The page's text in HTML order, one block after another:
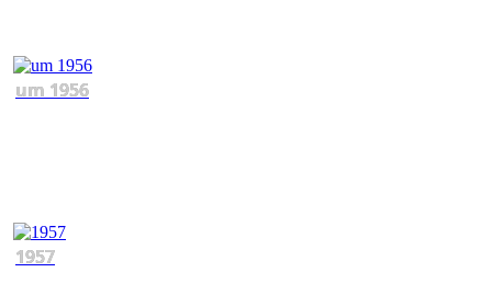
um 1956
1957